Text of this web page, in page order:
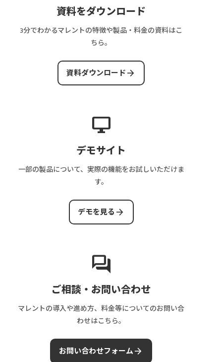
資料をダウンロード
3分でわかるマレントの特徴や製品・料金の資料はこ
ちら。
資料ダウンロードarrow_forward
desktop_windows
デモサイト
一部の製品について、実際の機能をお試しいただけま
す。
デモを見る arrow_forward
forum
ご相談・お問い合わせ
マレントの導入や進め方、料金等についてのお問い合
わせはこちら。
お問い合わせフォームarrow_forward